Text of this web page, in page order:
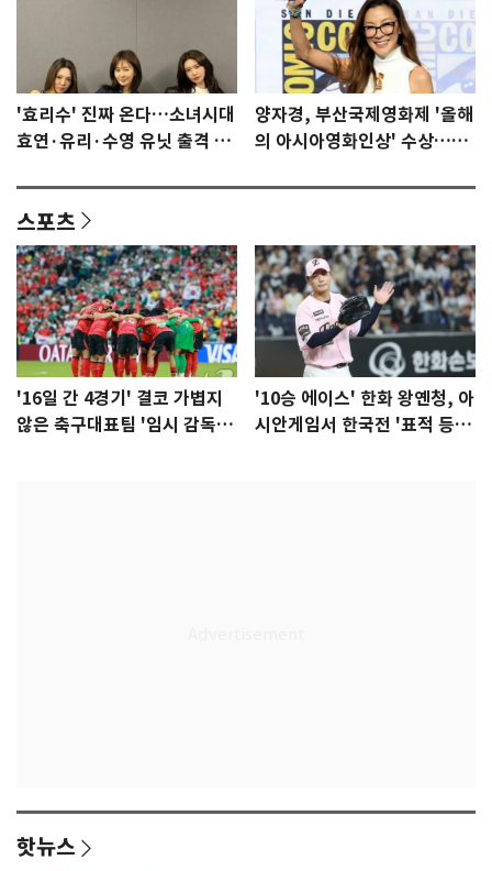
'효리수' 진짜 온다…소녀시대
효연·유리·수영 유닛 출격 [N
양자경, 부산국제영화제 '올해
의 아시아영화인상' 수상…15
스포츠
'16일 간 4경기' 결코 가볍지
않은 축구대표팀 '임시 감독'
'10승 에이스' 한화 왕옌청, 아
시안게임서 한국전 '표적 등
핫뉴스